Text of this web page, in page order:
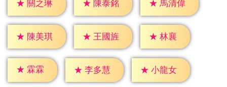
★ 關之琳 ★ 陳泰銘 ★ 馬清偉
★ 陳美琪 ★ 王國旌 ★ 林襄
★ 霖霖 ★ 李多慧 ★ 小龍女